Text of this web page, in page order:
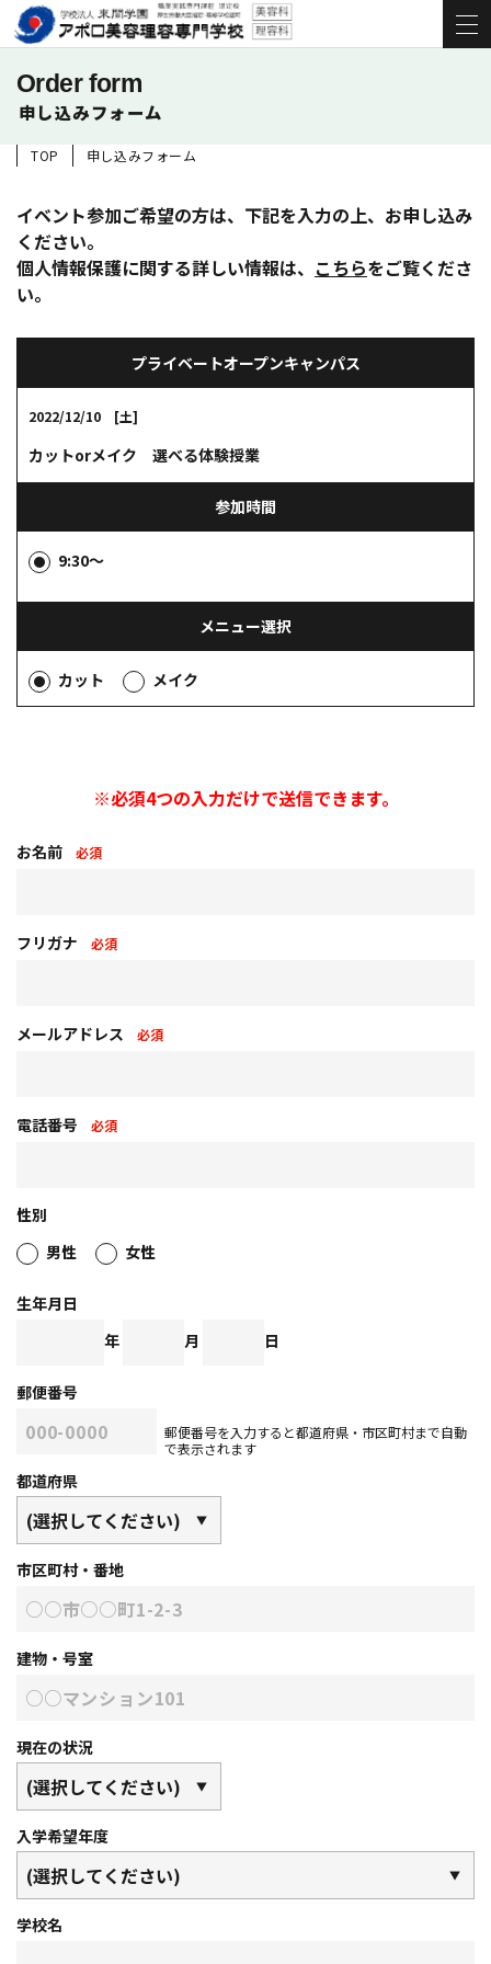
Order form
申し込みフォーム
TOP 申し込みフォーム
イベント参加ご希望の方は、下記を入力の上、お申し込み
ください。
個人情報保護に関する詳しい情報は、 こちらをご覧くださ
い。
プライベートオープンキャンパス
2022/12/10 [土]
カットorメイク 選べる体験授業
参加時間
9:30～
メニュー選択
カット メイク
※必須4つの入力だけで送信できます。
お名前 必須
フリガナ 必須
メールアドレス 必須
電話番号 必須
性別
男性
女性
生年月日
年
月 日
郵便番号
郵便番号を入力すると都道府県・市区町村まで自動
で表示されます
都道府県
市区町村・番地
建物・号室
現在の状況
入学希望年度
学校名